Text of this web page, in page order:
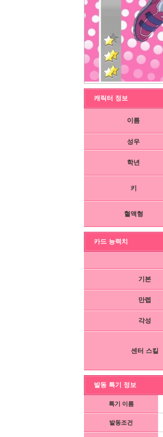
캐릭터 정보
이름
성우
학년
키
혈액형
카드 능력치
기본
만렙
각성
센터 스킬
발동 특기 정보
특기 이름
발동조건